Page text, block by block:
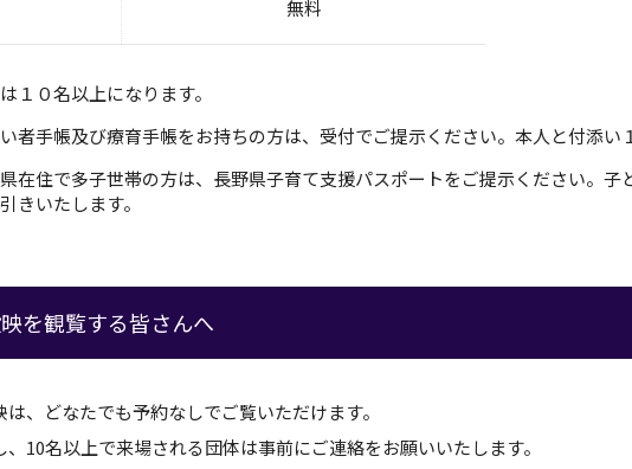
無料
１０名以上になります。
者手帳及び療育手帳をお持ちの方は、受付でご提示ください。本人と付添い
在住で多子世帯の方は、長野県子育て支援パスポートをご提示ください。子
きいたします。
を観覧する皆さんへ
は、どなたでも予約なしでご覧いただけます。
10名以上で来場される団体は事前にご連絡をお願いいたします。